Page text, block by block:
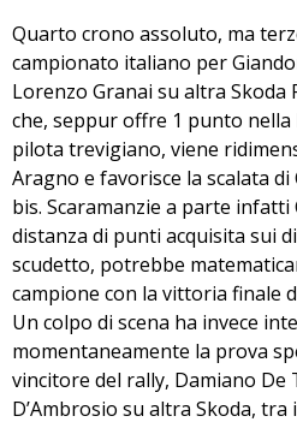
Quarto crono assoluto, ma
campionato italiano per
Lorenzo Granai su altra Skoda
che, seppur offre 1 punto nella
pilota trevigiano, viene
Aragno e favorisce la scalata
bis. Scaramanzie a parte
distanza di punti acquisita sui
scudetto, potrebbe
campione con la vittoria finale
Un colpo di scena ha invece
momentaneamente la prova
vincitore del rally, Damiano De
D’Ambrosio su altra Skoda,